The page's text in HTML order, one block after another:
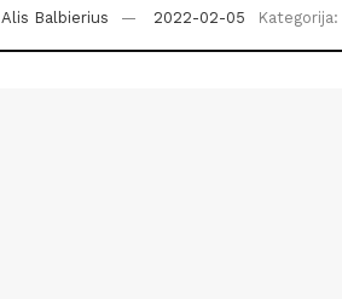
Alis Balbierius 2022-02-05 Kategorija: